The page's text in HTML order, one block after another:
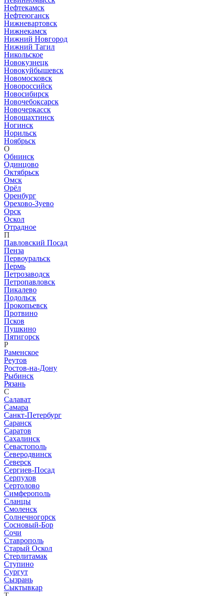
Нефтекамск
Нефтеюганск
Нижневартовск
Нижнекамск
Нижний Новгород
Нижний Тагил
Никольское
Новокузнецк
Новокуйбышевск
Новомосковск
Новороссийск
Новосибирск
Новочебоксарск
Новочеркасск
Новошахтинск
Ногинск
Норильск
Ноябрьск
О
Обнинск
Одинцово
Октябрьск
Омск
Орёл
Оренбург
Орехово-Зуево
Орск
Оскол
Отрадное
П
Павловский Посад
Пенза
Первоуральск
Пермь
Петрозаводск
Петропавловск
Пикалево
Подольск
Прокопьевск
Протвино
Псков
Пушкино
Пятигорск
Р
Раменское
Реутов
Ростов-на-Дону
Рыбинск
Рязань
С
Салават
Самара
Санкт-Петербург
Саранск
Саратов
Сахалинск
Севастополь
Северодвинск
Северск
Сергиев-Посад
Серпухов
Сертолово
Симферополь
Сланцы
Смоленск
Солнечногорск
Сосновый-Бор
Сочи
Ставрополь
Старый Оскол
Стерлитамак
Ступино
Сургут
Сызрань
Сыктывкар